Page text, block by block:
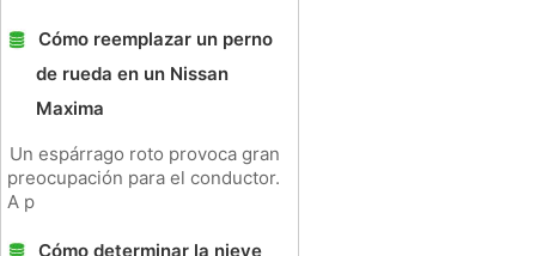
Cómo reemplazar un perno
de rueda en un Nissan
Maxima
Un espárrago roto provoca gran
preocupación para el conductor.
A p
Cómo determinar la nieve